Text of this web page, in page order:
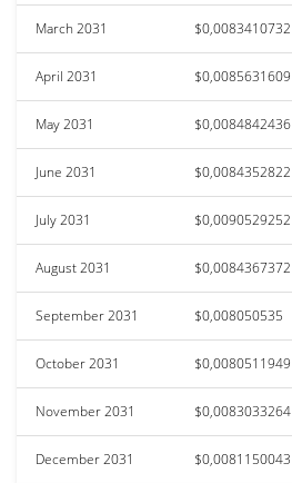
March 2031 $0,0083410732
April 2031 $0,0085631609
May 2031 $0,0084842436
June 2031 $0,0084352822
July 2031 $0,0090529252
August 2031 $0,0084367372
September 2031 $0,008050535
October 2031 $0,0080511949
November 2031 $0,0083033264
December 2031 $0,0081150043